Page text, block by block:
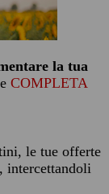
la tua
COMPLETA
le tue offerte
intercettandoli